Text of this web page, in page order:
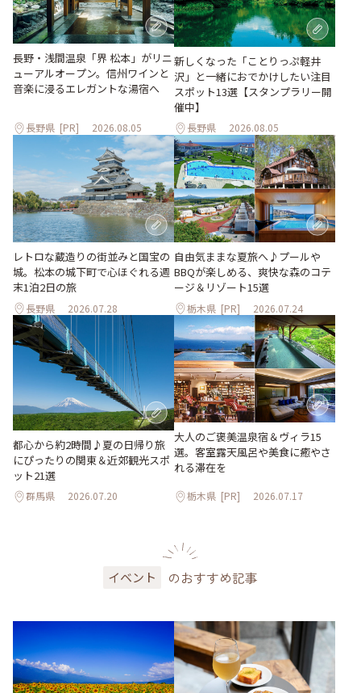
長野・浅間温泉「界 松本」がリニ
ューアルオープン。信州ワインと
音楽に浸るエレガントな湯宿へ
長野県 [PR] 2026.08.05
新しくなった「ことりっぷ軽井
沢」と一緒におでかけしたい注目
スポット13選【スタンプラリー開
催中】
長野県 2026.08.05
レトロな蔵造りの街並みと国宝の
城。松本の城下町で心ほぐれる週
末1泊2日の旅
長野県 2026.07.28
自由気ままな夏旅へ♪プールや
BBQが楽しめる、爽快な森のコテ
ージ＆リゾート15選
栃木県 [PR] 2026.07.24
都心から約2時間♪夏の日帰り旅
にぴったりの関東＆近郊観光スポ
ット21選
群馬県 2026.07.20
大人のご褒美温泉宿＆ヴィラ15
選。客室露天風呂や美食に癒やさ
れる滞在を
栃木県 [PR] 2026.07.17
イベント のおすすめ記事